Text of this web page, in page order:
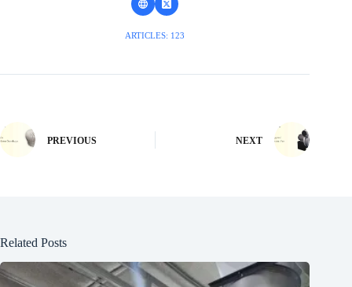
ARTICLES: 123
PREVIOUS NEXT
Related Posts